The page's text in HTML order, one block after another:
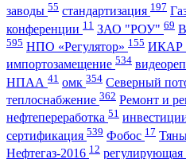
заводы 55 стандартизация 197
конференции 11 ЗАО "РОУ" 69
595 НПО «Регулятор» 155 ИКАР
импортозамещение 534
НПАА 41 омк 354 Северный
теплоснабжение 362 Ремонт и
нефтепереработка 51
сертификация 539 Фобос 17
Нефтегаз-2016 12 регулирующая